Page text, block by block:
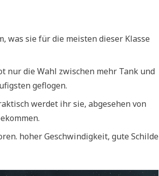
was sie für die meisten dieser Klasse
nur die Wahl zwischen mehr Tank und
geflogen.
werdet ihr sie, abgesehen von
hoher Geschwindigkeit, gute Schilde